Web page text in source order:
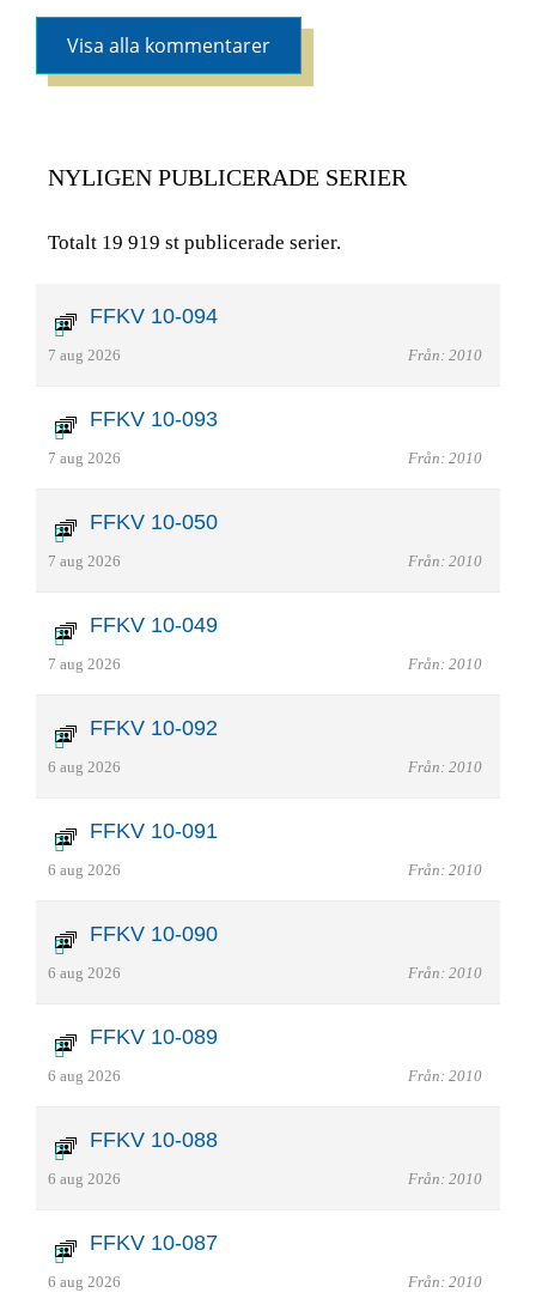
Visa alla kommentarer
NYLIGEN PUBLICERADE SERIER
Totalt 19 919 st publicerade serier.
FFKV 10-094
7 aug 2026 Från: 2010
FFKV 10-093
7 aug 2026 Från: 2010
FFKV 10-050
7 aug 2026 Från: 2010
FFKV 10-049
7 aug 2026 Från: 2010
FFKV 10-092
6 aug 2026 Från: 2010
FFKV 10-091
6 aug 2026 Från: 2010
FFKV 10-090
6 aug 2026 Från: 2010
FFKV 10-089
6 aug 2026 Från: 2010
FFKV 10-088
6 aug 2026 Från: 2010
FFKV 10-087
6 aug 2026 Från: 2010